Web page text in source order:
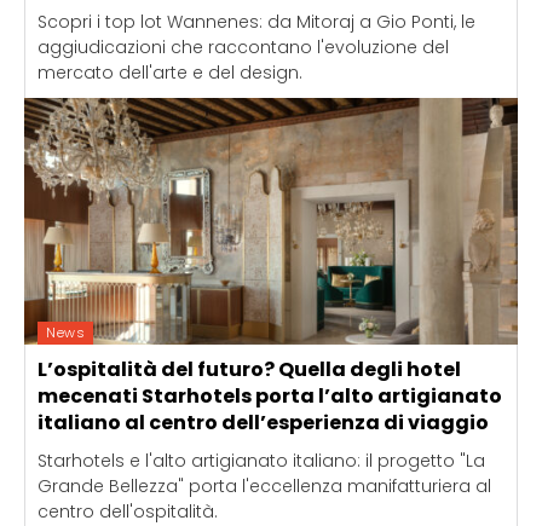
Scopri i top lot Wannenes: da Mitoraj a Gio Ponti, le
aggiudicazioni che raccontano l'evoluzione del
mercato dell'arte e del design.
News
L’ospitalità del futuro? Quella degli hotel
mecenati Starhotels porta l’alto artigianato
italiano al centro dell’esperienza di viaggio
Starhotels e l'alto artigianato italiano: il progetto "La
Grande Bellezza" porta l'eccellenza manifatturiera al
centro dell'ospitalità.